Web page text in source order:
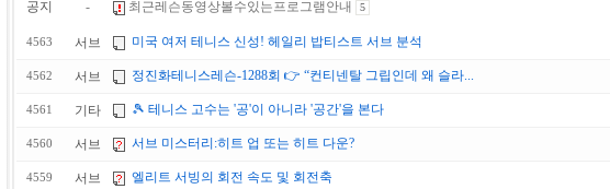
공지 - 최근레슨동영상볼수있는프로그램안내 5
4563 서브 미국 여저 테니스 신성! 헤일리 밥티스트 서브 분석
4562 서브 정진화테니스레슨-1288회 👉 “컨티넨탈 그립인데 왜 슬라...
4561 기타 🎾 테니스 고수는 '공'이 아니라 '공간'을 본다
4560 서브 서브 미스터리:히트 업 또는 히트 다운?
4559 서브 엘리트 서빙의 회전 속도 및 회전축